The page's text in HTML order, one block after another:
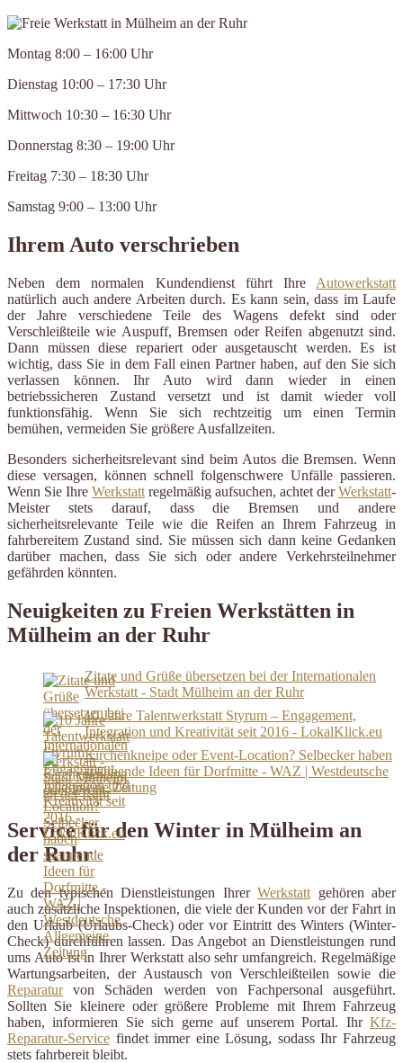
Montag 8:00 – 16:00 Uhr
Dienstag 10:00 – 17:30 Uhr
Mittwoch 10:30 – 16:30 Uhr
Donnerstag 8:30 – 19:00 Uhr
Freitag 7:30 – 18:30 Uhr
Samstag 9:00 – 13:00 Uhr
Ihrem Auto verschrieben
Neben dem normalen Kundendienst führt Ihre Autowerkstatt
natürlich auch andere Arbeiten durch. Es kann sein, dass im Laufe
der Jahre verschiedene Teile des Wagens defekt sind oder
Verschleißteile wie Auspuff, Bremsen oder Reifen abgenutzt sind.
Dann müssen diese repariert oder ausgetauscht werden. Es ist
wichtig, dass Sie in dem Fall einen Partner haben, auf den Sie sich
verlassen können. Ihr Auto wird dann wieder in einen
betriebssicheren Zustand versetzt und ist damit wieder voll
funktionsfähig. Wenn Sie sich rechtzeitig um einen Termin
bemühen, vermeiden Sie größere Ausfallzeiten.
Besonders sicherheitsrelevant sind beim Autos die Bremsen. Wenn
diese versagen, können schnell folgenschwere Unfälle passieren.
Wenn Sie Ihre Werkstatt regelmäßig aufsuchen, achtet derWerkstatt-
Meister stets darauf, dass die Bremsen und andere
sicherheitsrelevante Teile wie die Reifen an Ihrem Fahrzeug in
fahrbereitem Zustand sind. Sie müssen sich dann keine Gedanken
darüber machen, dass Sie sich oder andere Verkehrsteilnehmer
gefährden könnten.
Neuigkeiten zu Freien Werkstätten in
Mülheim an der Ruhr
Zitate und Grüße übersetzen bei der Internationalen
Werkstatt - Stadt Mülheim an der Ruhr
10 Jahre Talentwerkstatt Styrum – Engagement,
Integration und Kreativität seit 2016 - LokalKlick.eu
Kirchenkneipe oder Event-Location? Selbecker haben
spannende Ideen für Dorfmitte - WAZ | Westdeutsche
Allgemeine Zeitung
Service für den Winter in Mülheim an
der Ruhr
Zu den typischen Dienstleistungen IhrerWerkstatt gehören aber
auch zusätzliche Inspektionen, die viele der Kunden vor der Fahrt in
den Urlaub (Urlaubs-Check) oder vor Eintritt des Winters (Winter-
Check) durchführen lassen. Das Angebot an Dienstleistungen rund
ums Auto ist in Ihrer Werkstatt also sehr umfangreich. Regelmäßige
Wartungsarbeiten, der Austausch von Verschleißteilen sowie die
Reparaturvon Schäden werden von Fachpersonal ausgeführt.
Sollten Sie kleinere oder größere Probleme mit Ihrem Fahrzeug
haben, informieren Sie sich gerne auf unserem Portal. Ihr Kfz-
Reparatur-Service findet immer eine Lösung, sodass Ihr Fahrzeug
stets fahrbereit bleibt.